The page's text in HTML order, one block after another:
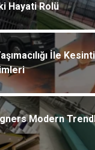
Hayati Rolü
İle
Modern